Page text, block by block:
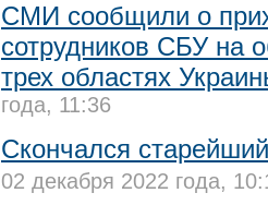
СМИ сообщили о
сотрудников СБУ на
трех областях
года, 11:36
Скончался
02 декабря 2022 года,